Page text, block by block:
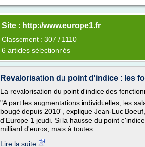
Site : http://www.europe1.fr
Classement : 307 / 1110
6 articles sélectionnés
Revalorisation du point d'indice : les
La revalorisation du point d'indice des
"A part les augmentations individuelles, les
bougé depuis 2010", explique Jean-Luc
d'Europe 1 jeudi. Si la hausse du point
milliard d'euros, mais à toutes...
Lire la suite